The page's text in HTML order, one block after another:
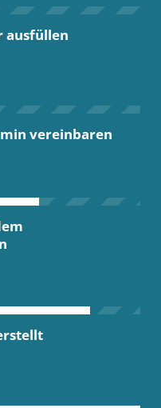
vereinbaren